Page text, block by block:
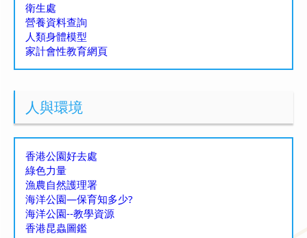
衛生處
營養資料查詢
人類身體模型
家計會性教育網頁
人與環境
香港公園好去處
綠色力量
漁農自然護理署
海洋公園—保育知多少?
海洋公園--教學資源
香港昆蟲圖鑑